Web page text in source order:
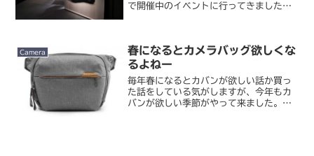
で開催中のイベントに行ってきました。
Camera
春になるとカメラバッグ欲しくな
るよねー
毎年春になるとカバンが欲しい話か買っ
た話をしている気がしますが、今年もカ
バンが欲しい季節がやって来ました。最